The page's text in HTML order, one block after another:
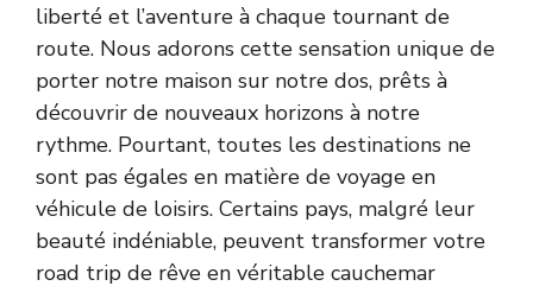
liberté et l’aventure à chaque tournant de
route. Nous adorons cette sensation unique de
porter notre maison sur notre dos, prêts à
découvrir de nouveaux horizons à notre
rythme. Pourtant, toutes les destinations ne
sont pas égales en matière de voyage en
véhicule de loisirs. Certains pays, malgré leur
beauté indéniable, peuvent transformer votre
road trip de rêve en véritable cauchemar